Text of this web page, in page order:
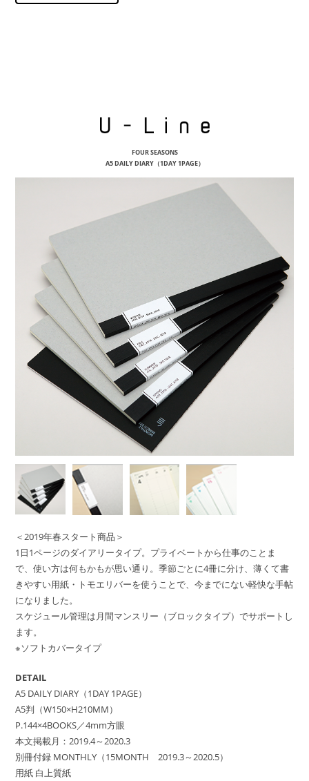
FOUR SEASONS
A5 DAILY DIARY（1DAY 1PAGE）
＜2019年春スタート商品＞
1日1ページのダイアリータイプ。プライベートから仕事のことま
で、使い方は何もかもが思い通り。季節ごとに4冊に分け、薄くて書
きやすい用紙・トモエリバーを使うことで、今までにない軽快な手帖
になりました。
スケジュール管理は月間マンスリー（ブロックタイプ）でサポートし
ます。
※ソフトカバータイプ
DETAIL
A5 DAILY DIARY（1DAY 1PAGE）
A5判（W150×H210MM）
P.144×4BOOKS／4mm方眼
本文掲載月：2019.4～2020.3
別冊付録 MONTHLY（15MONTH 2019.3～2020.5）
用紙 白上質紙